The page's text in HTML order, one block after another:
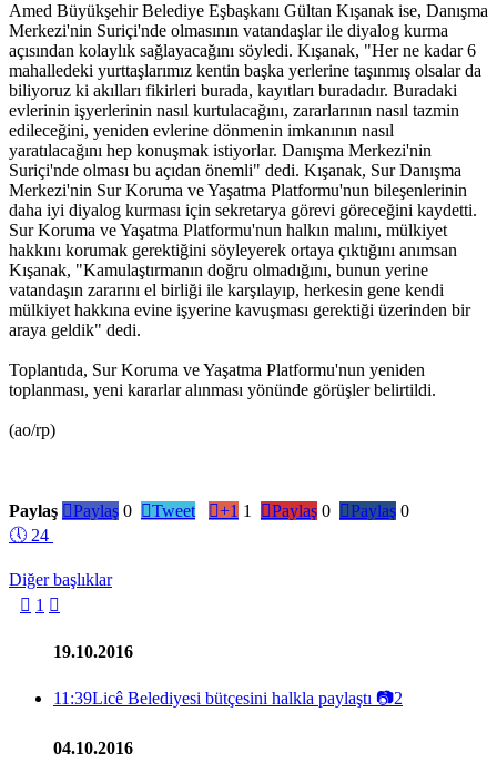
Amed Büyükşehir Belediye Eşbaşkanı Gültan Kışanak ise, Danışma
Merkezi'nin Suriçi'nde olmasının vatandaşlar ile diyalog kurma
açısından kolaylık sağlayacağını söyledi. Kışanak, "Her ne kadar 6
mahalledeki yurttaşlarımız kentin başka yerlerine taşınmış olsalar da
biliyoruz ki akılları fikirleri burada, kayıtları buradadır. Buradaki
evlerinin işyerlerinin nasıl kurtulacağını, zararlarının nasıl tazmin
edileceğini, yeniden evlerine dönmenin imkanının nasıl
yaratılacağını hep konuşmak istiyorlar. Danışma Merkezi'nin
Suriçi'nde olması bu açıdan önemli" dedi. Kışanak, Sur Danışma
Merkezi'nin Sur Koruma ve Yaşatma Platformu'nun bileşenlerinin
daha iyi diyalog kurması için sekretarya görevi göreceğini kaydetti.
Sur Koruma ve Yaşatma Platformu'nun halkın malını, mülkiyet
hakkını korumak gerektiğini söyleyerek ortaya çıktığını anımsan
Kışanak, "Kamulaştırmanın doğru olmadığını, bunun yerine
vatandaşın zararını el birliği ile karşılayıp, herkesin gene kendi
mülkiyet hakkına evine işyerine kavuşması gerektiği üzerinden bir
araya geldik" dedi.
Toplantıda, Sur Koruma ve Yaşatma Platformu'nun yeniden
toplanması, yeni kararlar alınması yönünde görüşler belirtildi.
(ao/rp)
Paylaş Paylaş 0 Tweet +1 1 Paylaş 0 Paylaş 0
🕔 24
Diğer başlıklar
 1 
19.10.2016
11:39Licê Belediyesi bütçesini halkla paylaştı 📷2
04.10.2016